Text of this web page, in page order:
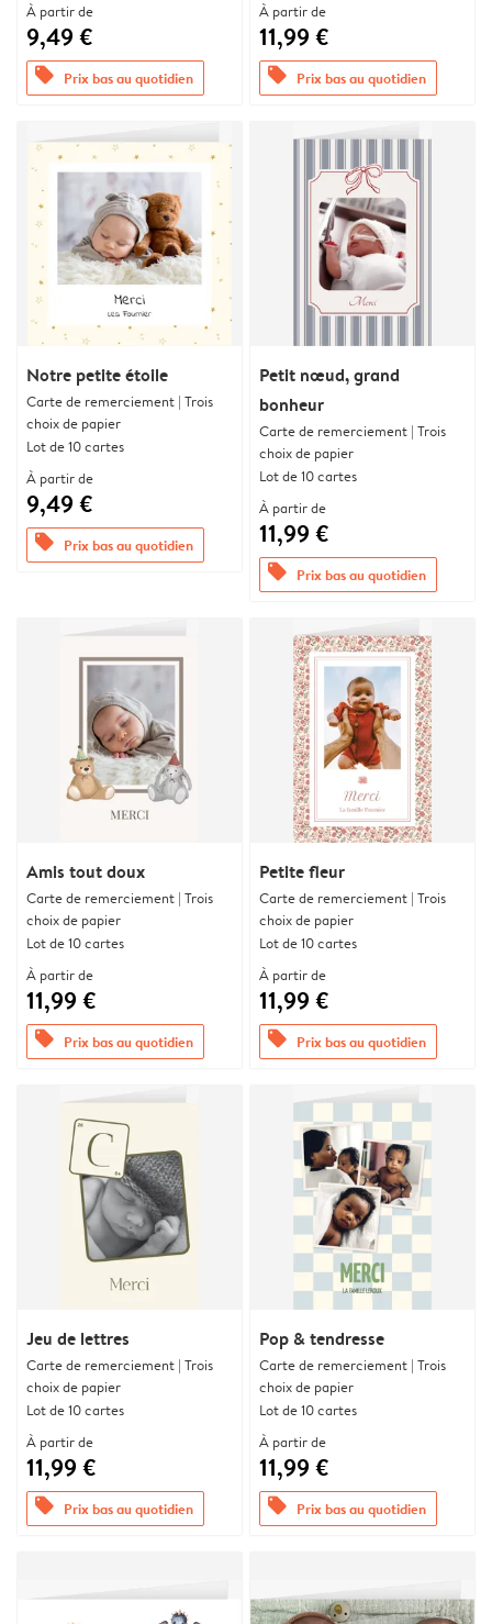
À partir de
9,49 €
offers Prix bas au quotidien
À partir de
11,99 €
offers Prix bas au quotidien
Notre petite étoile
Carte de remerciement | Trois
choix de papier
Lot de 10 cartes
À partir de
9,49 €
offers Prix bas au quotidien
Petit nœud, grand
bonheur
Carte de remerciement | Trois
choix de papier
Lot de 10 cartes
À partir de
11,99 €
offers Prix bas au quotidien
Amis tout doux
Carte de remerciement | Trois
choix de papier
Lot de 10 cartes
À partir de
11,99 €
offers Prix bas au quotidien
Petite fleur
Carte de remerciement | Trois
choix de papier
Lot de 10 cartes
À partir de
11,99 €
offers Prix bas au quotidien
Jeu de lettres
Carte de remerciement | Trois
choix de papier
Lot de 10 cartes
À partir de
11,99 €
offers Prix bas au quotidien
Pop & tendresse
Carte de remerciement | Trois
choix de papier
Lot de 10 cartes
À partir de
11,99 €
offers Prix bas au quotidien